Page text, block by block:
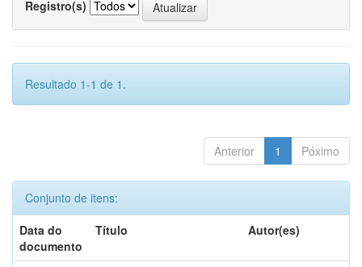
Registro(s)
Resultado 1-1 de 1.
Anterior 1 Póximo
Conjunto de itens:
Data do
documento
Título Autor(es)